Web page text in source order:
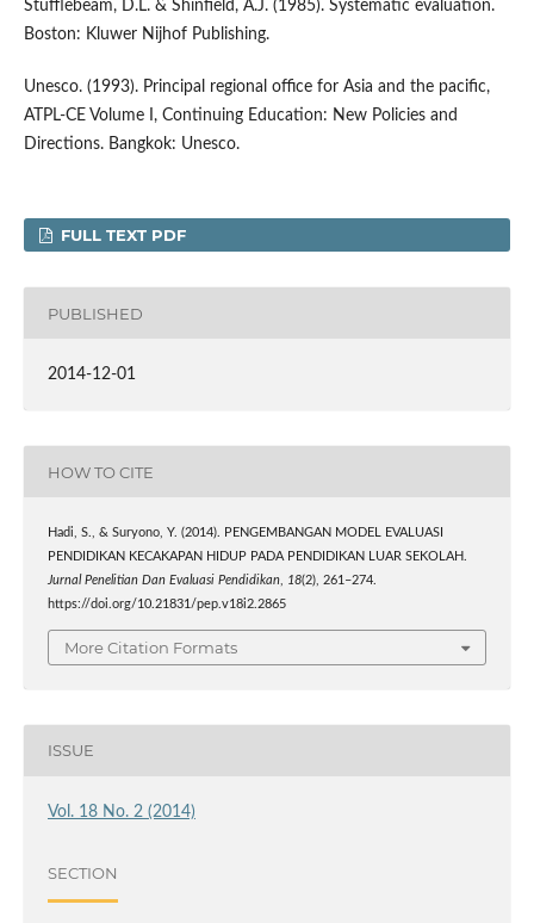
Stufflebeam, D.L. & Shinfield, A.J. (1985). Systematic evaluation.
Boston: Kluwer Nijhof Publishing.
Unesco. (1993). Principal regional office for Asia and the pacific,
ATPL-CE Volume I, Continuing Education: New Policies and
Directions. Bangkok: Unesco.
FULL TEXT PDF
PUBLISHED
2014-12-01
HOW TO CITE
Hadi, S., & Suryono, Y. (2014). PENGEMBANGAN MODEL EVALUASI
PENDIDIKAN KECAKAPAN HIDUP PADA PENDIDIKAN LUAR SEKOLAH.
Jurnal Penelitian Dan Evaluasi Pendidikan, 18(2), 261–274.
https://doi.org/10.21831/pep.v18i2.2865
More Citation Formats
ISSUE
Vol. 18 No. 2 (2014)
SECTION